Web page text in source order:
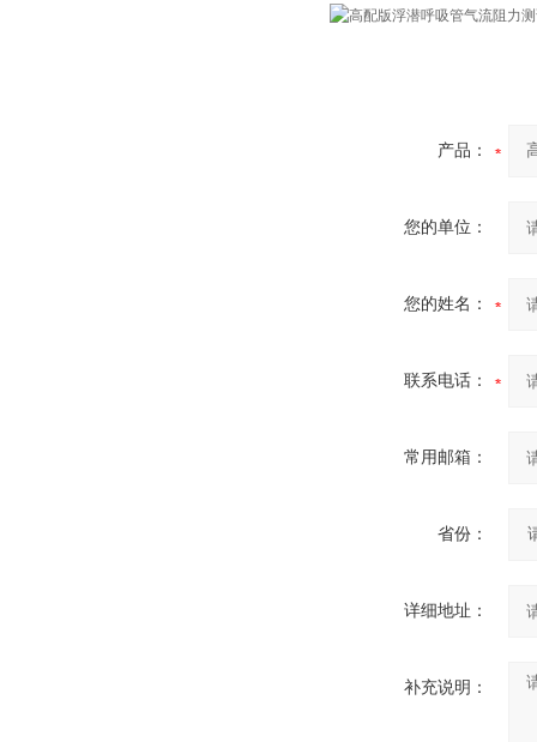
产品：
您的单位：
您的姓名：
联系电话：
常用邮箱：
省份：
详细地址：
补充说明：